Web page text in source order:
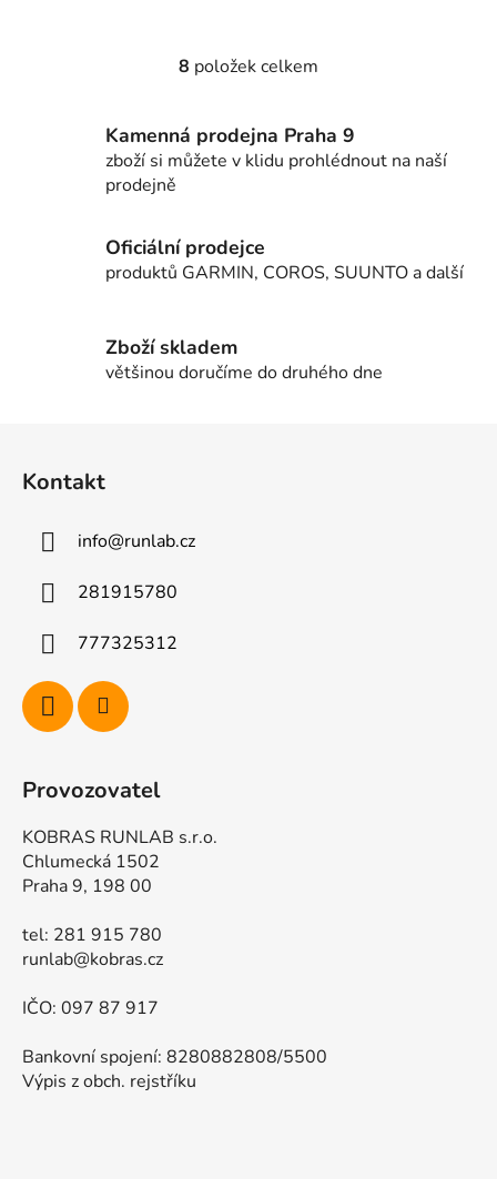
O
l
á
d
í
p
y
8 položek celkem
Kamenná prodejna Praha 9
zboží si můžete v klidu prohlédnout na naší
prodejně
Oficiální prodejce
produktů GARMIN, COROS, SUUNTO a další
Zboží skladem
většinou doručíme do druhého dne
Kontakt
info@runlab.cz
281915780
777325312
Provozovatel
KOBRAS RUNLAB s.r.o.
Chlumecká 1502
Praha 9, 198 00
tel: 281 915 780
runlab@kobras.cz
IČO: 097 87 917
Bankovní spojení: 8280882808/5500
Výpis z obch. rejstříku